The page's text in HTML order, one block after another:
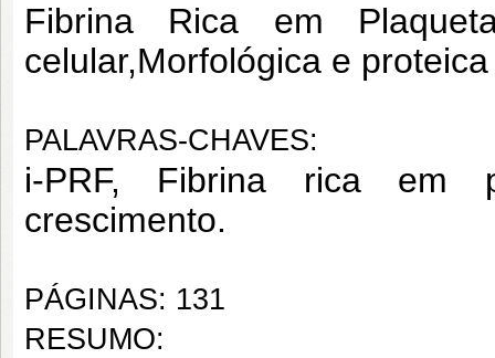
Fibrina Rica em
celular,Morfológica e proteica
PALAVRAS-CHAVES:
i-PRF, Fibrina rica em
crescimento.
PÁGINAS: 131
RESUMO: